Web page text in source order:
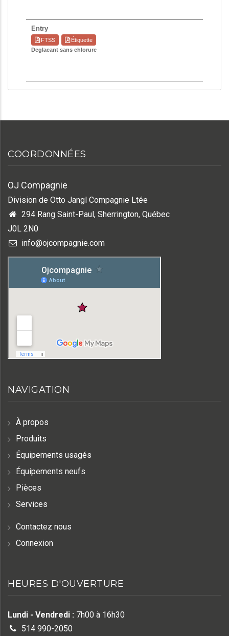
Entry
FTSS
Étiquette
Deglacant sans chlorure
COORDONNÉES
OJ Compagnie
Division de Otto Jangl Compagnie Ltée
294 Rang Saint-Paul, Sherrington, Québec
J0L 2N0
info@ojcompagnie.com
NAVIGATION
À propos
Produits
Équipements usagés
Équipements neufs
Pièces
Services
Contactez nous
Connexion
HEURES D'OUVERTURE
Lundi - Vendredi : 7h00 à 16h30
514 990-2050